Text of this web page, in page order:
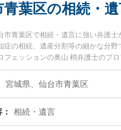
青葉区の相続・
市青葉区で相続・遺言に強い弁護
症の相続、遺産分割等の細かな分
フェッションの奥山 梢弁護士のプ
に相談したい』『相続・遺言のト
などでお困りの相談者さんにおすす
宮城県、仙台市青葉区
相続・遺言